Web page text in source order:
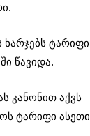
ხარჯებს ტარიფი
წავიდა.
კანონით აქვს
ტარიფი ასეთი